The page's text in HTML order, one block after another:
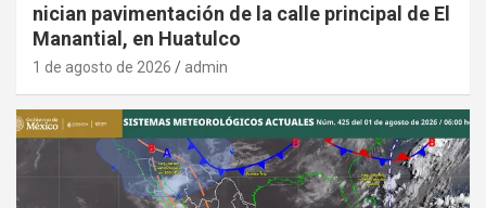
nician pavimentación de la calle principal de El
Manantial, en Huatulco
1 de agosto de 2026 admin